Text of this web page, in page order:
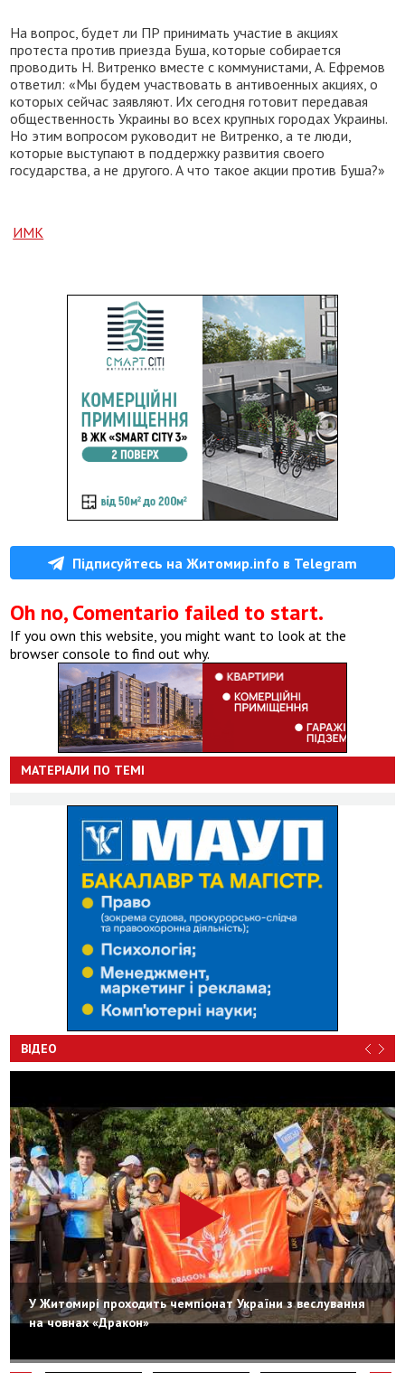
На вопрос, будет ли ПР принимать участие в акциях
протеста против приезда Буша, которые собирается
проводить Н. Витренко вместе с коммунистами, А. Ефремов
ответил: «Мы будем участвовать в антивоенных акциях, о
которых сейчас заявляют. Их сегодня готовит передавая
общественность Украины во всех крупных городах Украины.
Но этим вопросом руководит не Витренко, а те люди,
которые выступают в поддержку развития своего
государства, а не другого. А что такое акции против Буша?»
ИМК
Підписуйтесь на Житомир.info в Telegram
Oh no, Comentario failed to start.
If you own this website, you might want to look at the
browser console to find out why.
МАТЕРІАЛИ ПО ТЕМІ
ВІДЕО
У Житомирі проходить чемпіонат України з веслування
на човнах «Дракон»